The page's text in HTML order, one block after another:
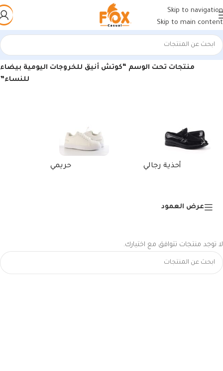
Skip to navigation
Skip to main content
الرئيسية/
منتجات تحت الوسم “كوتش أنيق للخروجات اليومية بيضاء
للنساء”
أحذية رجالي حريمي
عرض العمود
لا توجد منتجات تتوافق مع اختيارك.